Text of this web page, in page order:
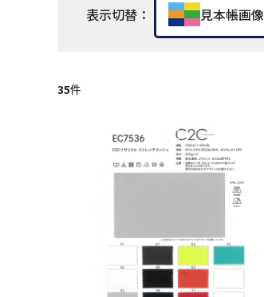
表示切替： 見本帳画像
35件